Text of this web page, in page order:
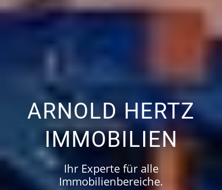
ARNOLD HERTZ
IMMOBILIEN
Ihr Experte für alle
Immobilienbereiche.